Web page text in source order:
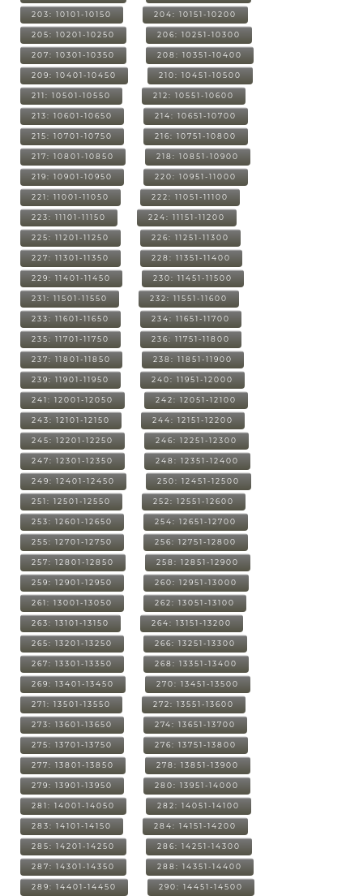
203: 10101-10150 204: 10151-10200
205: 10201-10250 206: 10251-10300
207: 10301-10350 208: 10351-10400
209: 10401-10450 210: 10451-10500
211: 10501-10550 212: 10551-10600
213: 10601-10650 214: 10651-10700
215: 10701-10750 216: 10751-10800
217: 10801-10850 218: 10851-10900
219: 10901-10950 220: 10951-11000
221: 11001-11050 222: 11051-11100
223: 11101-11150 224: 11151-11200
225: 11201-11250 226: 11251-11300
227: 11301-11350 228: 11351-11400
229: 11401-11450 230: 11451-11500
231: 11501-11550 232: 11551-11600
233: 11601-11650 234: 11651-11700
235: 11701-11750 236: 11751-11800
237: 11801-11850 238: 11851-11900
239: 11901-11950 240: 11951-12000
241: 12001-12050 242: 12051-12100
243: 12101-12150 244: 12151-12200
245: 12201-12250 246: 12251-12300
247: 12301-12350 248: 12351-12400
249: 12401-12450 250: 12451-12500
251: 12501-12550 252: 12551-12600
253: 12601-12650 254: 12651-12700
255: 12701-12750 256: 12751-12800
257: 12801-12850 258: 12851-12900
259: 12901-12950 260: 12951-13000
261: 13001-13050 262: 13051-13100
263: 13101-13150 264: 13151-13200
265: 13201-13250 266: 13251-13300
267: 13301-13350 268: 13351-13400
269: 13401-13450 270: 13451-13500
271: 13501-13550 272: 13551-13600
273: 13601-13650 274: 13651-13700
275: 13701-13750 276: 13751-13800
277: 13801-13850 278: 13851-13900
279: 13901-13950 280: 13951-14000
281: 14001-14050 282: 14051-14100
283: 14101-14150 284: 14151-14200
285: 14201-14250 286: 14251-14300
287: 14301-14350 288: 14351-14400
289: 14401-14450 290: 14451-14500